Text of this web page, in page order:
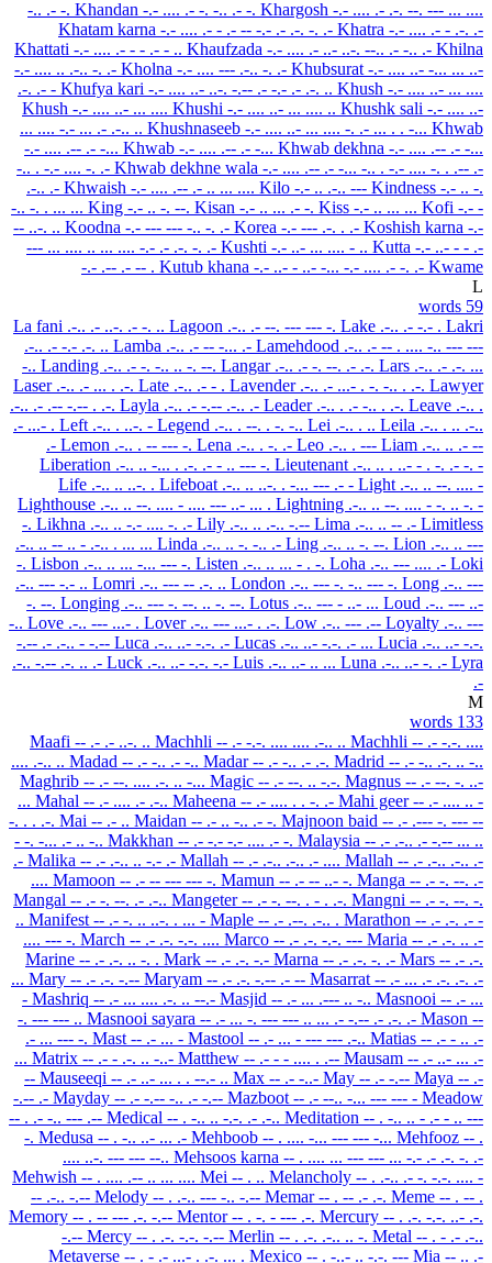
-.. .- -. Khandan -.- .... .- -. -.. .- -. Khargosh -.- .... .- .-. --. --- ... ....
Khatam karna -.- .... .- - .- -- -.- .- .-. -. .- Khatra -.- .... .- - .-. .-
Khattati -.- .... .- - - .- - .. Khaufzada -.- .... .- ..- ..-. --.. .- -.. .- Khilna
-.- .... .. .-.. -. .- Kholna -.- .... --- .-.. -. .- Khubsurat -.- .... ..- -... ... ..-
.-. .- - Khufya kari -.- .... ..- ..-. -.-- .- -.- .- .-. .. Khush -.- .... ..- ... ....
Khush -.- .... ..- ... .... Khushi -.- .... ..- ... .... .. Khushk sali -.- .... ..-
... .... -.- ... .- .-.. .. Khushnaseeb -.- .... ..- ... .... -. .- ... . . -... Khwab
-.- .... .-- .- -... Khwab -.- .... .-- .- -... Khwab dekhna -.- .... .-- .- -...
-.. . -.- .... -. .- Khwab dekhne wala -.- .... .-- .- -... -.. . -.- .... -. . .-- .-
.-.. .- Khwaish -.- .... .-- .- .. ... .... Kilo -.- .. .-.. --- Kindness -.- .. -.
-.. -. . ... ... King -.- .. -. --. Kisan -.- .. ... .- -. Kiss -.- .. ... ... Kofi -.- -
-- ..-. .. Koodna -.- --- --- -.. -. .- Korea -.- --- .-. . .- Koshish karna -.-
--- ... .... .. ... .... -.- .- .-. -. .- Kushti -.- ..- ... .... - .. Kutta -.- ..- - - .-
Kutub khana -.- ..- - ..- -... -.- .... .- -. .- Kwame
-.- .-- .- -- .
L
59 words
La fani .-.. .- ..-. .- -. .. Lagoon .-.. .- --. --- --- -. Lake .-.. .- -.- . Lakri
.-.. .- -.- .-. .. Lamba .-.. .- -- -... .- Lamehdood .-.. .- -- . .... -.. --- ---
-.. Landing .-.. .- -. -.. .. -. --. Langar .-.. .- -. --. .- .-. Lars .-.. .- .-. ...
Laser .-.. .- ... . .-. Late .-.. .- - . Lavender .-.. .- ...- . -. -.. . .-. Lawyer
.-.. .- .-- -.-- . .-. Layla .-.. .- -.-- .-.. .- Leader .-.. . .- -.. . .-. Leave .-.. .
.- ...- . Left .-.. . ..-. - Legend .-.. . --. . -. -.. Lei .-.. . .. Leila .-.. . .. .-..
.- Lemon .-.. . -- --- -. Lena .-.. . -. .- Leo .-.. . --- Liam .-.. .. .- --
Liberation .-.. .. -... . .-. .- - .. --- -. Lieutenant .-.. .. . ..- - . -. .- -. -
Life .-.. .. ..-. . Lifeboat .-.. .. ..-. . -... --- .- - Light .-.. .. --. .... -
Lighthouse .-.. .. --. .... - .... --- ..- ... . Lightning .-.. .. --. .... - -. .. -. -
-. Likhna .-.. .. -.- .... -. .- Lily .-.. .. .-.. -.-- Lima .-.. .. -- .- Limitless
.-.. .. -- .. - .-.. . ... ... Linda .-.. .. -. -.. .- Ling .-.. .. -. --. Lion .-.. .. ---
-. Lisbon .-.. .. ... -... --- -. Listen .-.. .. ... - . -. Loha .-.. --- .... .- Loki
.-.. --- -.- .. Lomri .-.. --- -- .-. .. London .-.. --- -. -.. --- -. Long .-.. ---
-. --. Longing .-.. --- -. --. .. -. --. Lotus .-.. --- - ..- ... Loud .-.. --- ..-
-.. Love .-.. --- ...- . Lover .-.. --- ...- . .-. Low .-.. --- .-- Loyalty .-.. ---
-.-- .- .-.. - -.-- Luca .-.. ..- -.-. .- Lucas .-.. ..- -.-. .- ... Lucia .-.. ..- -.-.
.. .- Luck .-.. ..- -.-. -.- Luis .-.. ..- .. ... Luna .-.. ..- -. .- Lyra
.-.. -.-- .-.
.-
M
133 words
Maafi -- .- .- ..-. .. Machhli -- .- -.-. .... .... .-.. .. Machhli -- .- -.-. ....
.... .-.. .. Madad -- .- -.. .- -.. Madar-- .- -.. .- .-. Madrid -- .- -.. .-. .. -..
Maghrib -- .- --. .... .-. .. -... Magic -- .- --. .. -.-. Magnus -- .- --. -. ..-
... Mahal -- .- .... .- .-.. Maheena -- .- .... . . -. .- Mahi geer-- .- .... .. -
-. . . .-. Mai -- .- .. Maidan -- .- .. -.. .- -. Majnoon baid -- .- .--- -. --- --
- -. -... .- .. -.. Makkhan -- .- -.- -.- .... .- -. Malaysia -- .- .-.. .- -.-- ... ..
.- Malika -- .- .-.. .. -.- .- Mallah -- .- .-.. .-.. .- .... Mallah -- .- .-.. .-.. .-
.... Mamoon -- .- -- --- --- -. Mamun -- .- -- ..- -. Manga -- .- -. --. .-
Mangal -- .- -. --. .- .-.. Mangeter-- .- -. --. . - . .-. Mangni -- .- -. --. -.
.. Manifest -- .- -. .. ..-. . ... - Maple -- .- .--. .-.. . Marathon -- .- .-. .- -
.... --- -. March -- .- .-. -.-. .... Marco -- .- .-. -.-. --- Maria -- .- .-. .. .-
Marine -- .- .-. .. -. . Mark -- .- .-. -.- Marna -- .- .-. -. .- Mars -- .- .-.
... Mary -- .- .-. -.-- Maryam -- .- .-. -.-- .- -- Masarrat -- .- ... .- .-. .-. .-
- Mashriq -- .- ... .... .-. .. --.- Masjid -- .- ... .--- .. -.. Masnooi -- .- ...
-. --- --- .. Masnooi sayara -- .- ... -. --- --- .. ... .- -.-- .- .-. .- Mason --
.- ... --- -. Mast -- .- ... - Mastool -- .- ... - --- --- .-.. Matias -- .- - .. .-
... Matrix -- .- - .-. .. -..- Matthew -- .- - - .... . .-- Mausam -- .- ..- ... .-
-- Mauseeqi -- .- ..- ... . . --.- .. Max -- .- -..- May -- .- -.-- Maya -- .-
-.-- .- Mayday -- .- -.-- -.. .- -.-- Mazboot -- .- --.. -... --- --- - Meadow
-- . .- -.. --- .-- Medical -- . -.. .. -.-. .- .-.. Meditation -- . -.. .. - .- - .. ---
-. Medusa -- . -.. ..- ... .- Mehboob -- . .... -... --- --- -... Mehfooz -- .
.... ..-. --- --- --.. Mehsoos karna -- . .... ... --- --- ... -.- .- .-. -. .-
Mehwish -- . .... .-- .. ... .... Mei -- . .. Melancholy -- . .-.. .- -. -.-. .... -
-- .-.. -.-- Melody -- . .-.. --- -.. -.-- Memar-- . -- .- .-. Meme -- . -- .
Memory -- . -- --- .-. -.-- Mentor-- . -. - --- .-. Mercury -- . .-. -.-. ..- .-.
-.-- Mercy -- . .-. -.-. -.-- Merlin -- . .-. .-.. .. -. Metal -- . - .- .-..
Metaverse -- . - .- ...- . .-. ... . Mexico -- . -..- .. -.-. --- Mia -- .. .-